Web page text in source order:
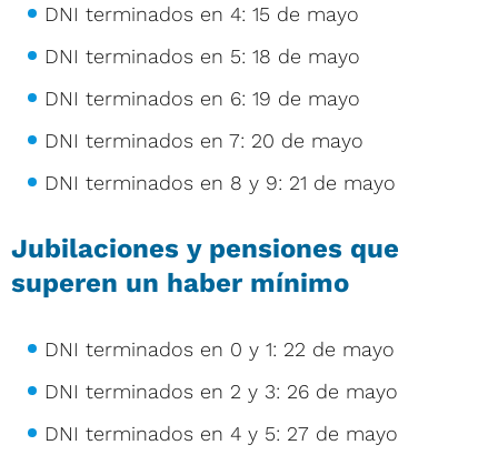
DNI terminados en 4: 15 de mayo
DNI terminados en 5: 18 de mayo
DNI terminados en 6: 19 de mayo
DNI terminados en 7: 20 de mayo
DNI terminados en 8 y 9: 21 de mayo
Jubilaciones y pensiones que
superen un haber mínimo
DNI terminados en 0 y 1: 22 de mayo
DNI terminados en 2 y 3: 26 de mayo
DNI terminados en 4 y 5: 27 de mayo